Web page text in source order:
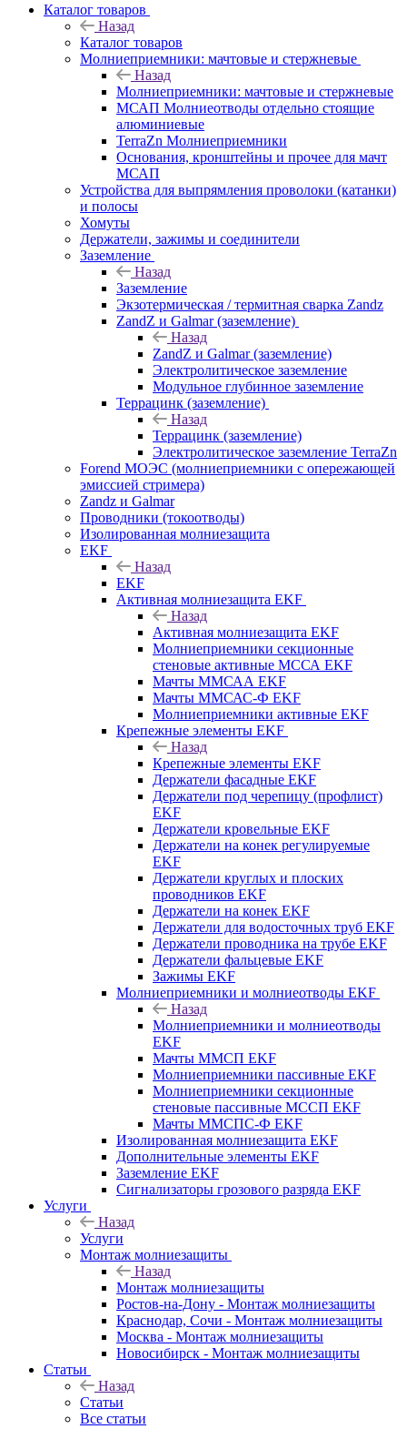
Каталог товаров
Назад
Каталог товаров
Молниеприемники: мачтовые и стержневые
Назад
Молниеприемники: мачтовые и стержневые
МСАП Молниеотводы отдельно стоящие
алюминиевые
TerraZn Молниеприемники
Основания, кронштейны и прочее для мачт
МСАП
Устройства для выпрямления проволоки (катанки)
и полосы
Хомуты
Держатели, зажимы и соединители
Заземление
Назад
Заземление
Экзотермическая / термитная сварка Zandz
ZandZ и Galmar (заземление)
Назад
ZandZ и Galmar (заземление)
Электролитическое заземление
Модульное глубинное заземление
Террацинк (заземление)
Назад
Террацинк (заземление)
Электролитическое заземление TerraZn
Forend МОЭС (молниеприемники с опережающей
эмиссией стримера)
Zandz и Galmar
Проводники (токоотводы)
Изолированная молниезащита
EKF
Назад
EKF
Активная молниезащита EKF
Назад
Активная молниезащита EKF
Молниеприемники секционные
стеновые активные МССА EKF
Мачты ММСАА EKF
Мачты ММСАС-Ф EKF
Молниеприемники активные EKF
Крепежные элементы EKF
Назад
Крепежные элементы EKF
Держатели фасадные EKF
Держатели под черепицу (профлист)
EKF
Держатели кровельные EKF
Держатели на конек регулируемые
EKF
Держатели круглых и плоских
проводников EKF
Держатели на конек EKF
Держатели для водосточных труб EKF
Держатели проводника на трубе EKF
Держатели фальцевые EKF
Зажимы EKF
Молниеприемники и молниеотводы EKF
Назад
Молниеприемники и молниеотводы
EKF
Мачты ММСП EKF
Молниеприемники пассивные EKF
Молниеприемники секционные
стеновые пассивные МССП EKF
Мачты ММСПС-Ф EKF
Изолированная молниезащита EKF
Дополнительные элементы EKF
Заземление EKF
Сигнализаторы грозового разряда EKF
Услуги
Назад
Услуги
Монтаж молниезащиты
Назад
Монтаж молниезащиты
Ростов-на-Дону - Монтаж молниезащиты
Краснодар, Сочи - Монтаж молниезащиты
Москва - Монтаж молниезащиты
Новосибирск - Монтаж молниезащиты
Статьи
Назад
Статьи
Все статьи